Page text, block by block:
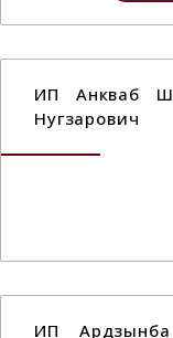
ИП Анкваб
Нугзарович
ИП